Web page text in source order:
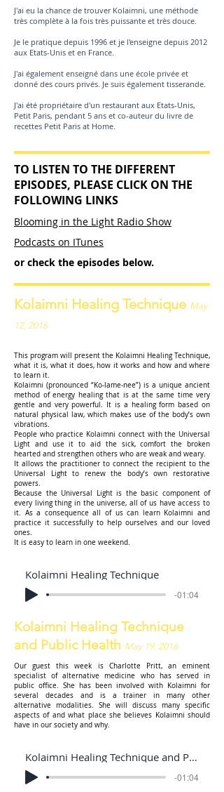
J'ai eu la chance de trouver Kolaimni, une méthode
très complète à la fois très puissante et très douce.
Je le pratique depuis 1996 et je l'enseigne depuis 2012
aux Etats-Unis et en France.
J'ai également enseigné dans une école privée et
donné des cours privés. Je suis également tisserande.
J'ai été propriétaire d'un restaurant aux Etats-Unis,
Petit Paris, pendant 5 ans et co-auteur du livre de
recettes Petit Paris at Home.
TO LISTEN TO THE DIFFERENT
EPISODES, PLEASE CLICK ON THE
FOLLOWING LINKS
Blooming in the Light Radio Show
Podcasts on ITunes
or check the episodes below.
Kolaimni Healing Technique May
12, 2016
This program will present the Kolaimni Healing Technique,
what it is, what it does, how it works and how and where
to learn it.
Kolaimni (pronounced “Ko-lame-nee”) is a unique ancient
method of energy healing that is at the same time very
gentle and very powerful. It is a healing form based on
natural physical law, which makes use of the body’s own
vibrations.
People who practice Kolaimni connect with the Universal
Light and use it to aid the sick, comfort the broken
hearted and strengthen others who are weak and weary.
It allows the practitioner to connect the recipient to the
Universal Light to renew the body’s own restorative
powers.
Because the Universal Light is the basic component of
every living thing in the universe, all of us have access to
it. As a consequence all of us can learn Kolaimni and
practice it successfully to help ourselves and our loved
ones.
It is easy to learn in one weekend.
Kolaimni Healing Technique
-01:04
Kolaimni Healing Technique
and Public Health May 19, 2016
Our guest this week is Charlotte Pritt, an eminent
specialist of alternative medicine who has served in
public office. She has been involved with Kolaimni for
several decades and is a trainer in many other
alternative modalities. She will discuss many specific
aspects of and what place she believes Kolaimni should
have in our society and why.
Kolaimni Healing Technique and Public Health
-01:04